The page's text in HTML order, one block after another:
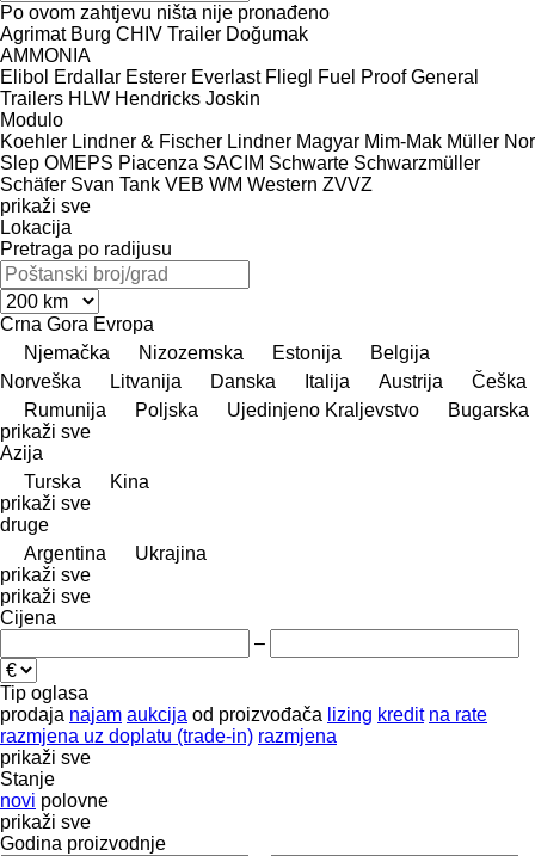
Po ovom zahtjevu ništa nije pronađeno
Agrimat Burg CHIV Trailer Doğumak
AMMONIA
Elibol Erdallar Esterer Everlast Fliegl Fuel Proof General
Trailers HLW Hendricks Joskin
Modulo
Koehler Lindner & Fischer Lindner Magyar Mim-Mak Müller Nor
Slep OMEPS Piacenza SACIM Schwarte Schwarzmüller
Schäfer Svan Tank VEB WM Western ZVVZ
prikaži sve
Lokacija
Pretraga po radijusu
Crna Gora Evropa
Njemačka
Nizozemska Estonija
Belgija
Norveška
Litvanija Danska Italija Austrija
Češka
Rumunija
Poljska Ujedinjeno Kraljevstvo
Bugarska
prikaži sve
Azija
Turska
Kina
prikaži sve
druge
Argentina
Ukrajina
prikaži sve
prikaži sve
Cijena
–
Tip oglasa
prodaja najam aukcija od proizvođača lizing kredit na rate
razmjena uz doplatu (trade-in) razmjena
prikaži sve
Stanje
novi polovne
prikaži sve
Godina proizvodnje